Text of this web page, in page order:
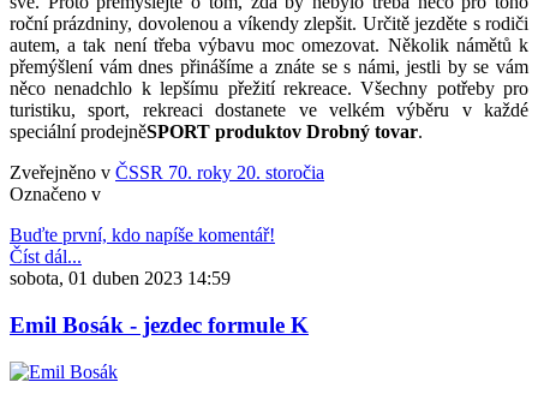
roční prázdniny, dovolenou a víkendy zlepšit. Určitě jezděte s rodiči
autem, a tak není třeba výbavu moc omezovat. Několik námětů k
přemýšlení vám dnes přinášíme a znáte se s námi, jestli by se vám
něco nenadchlo k lepšímu přežití rekreace. Všechny potřeby pro
turistiku, sport, rekreaci dostanete ve velkém výběru v každé
speciální prodejněSPORT produktov Drobný tovar.
Zveřejněno v ČSSR 70. roky 20. storočia
Označeno v
Buďte první, kdo napíše komentář!
Číst dál...
sobota, 01 duben 2023 14:59
Emil Bosák - jezdec formule K